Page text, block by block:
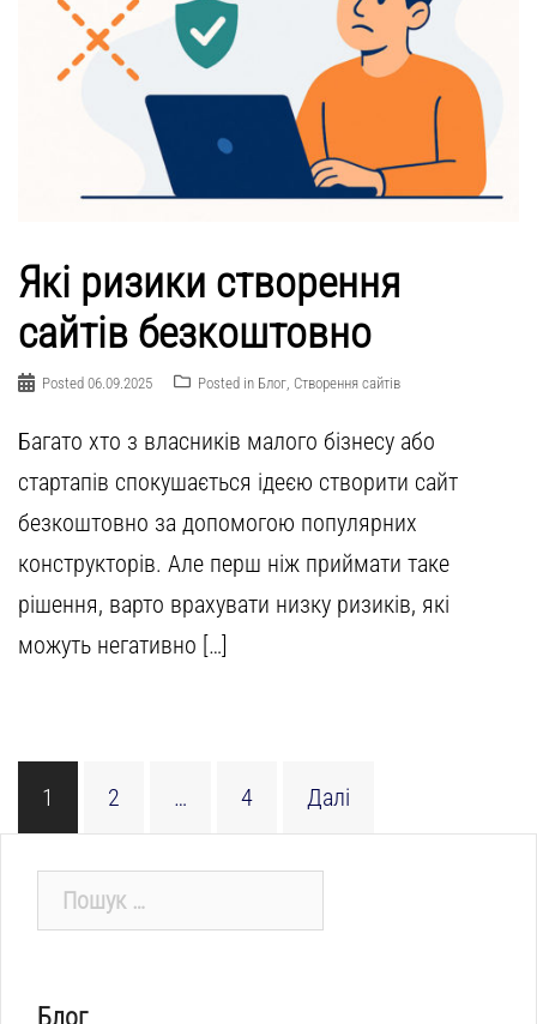
Які ризики створення
сайтів безкоштовно
Posted 06.09.2025 Posted in Блог Створення сайтів
Багато хто з власників малого бізнесу або
стартапів спокушається ідеєю створити сайт
безкоштовно за допомогою популярних
конструкторів. Але перш ніж приймати таке
рішення, варто врахувати низку ризиків, які
можуть негативно […]
записів
1 2 … 4 Далі
Пошук:
Блог